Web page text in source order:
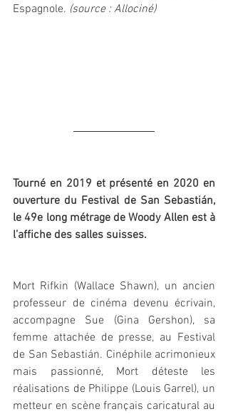
Espagnole. (source : Allociné)
Tourné en 2019 et présenté en 2020 en
ouverture du Festival de San Sebastián,
le 49e long métrage de Woody Allen est à
l’affiche des salles suisses.
Mort Rifkin (Wallace Shawn), un ancien
professeur de cinéma devenu écrivain,
accompagne Sue (Gina Gershon), sa
femme attachée de presse, au Festival
de San Sebastián. Cinéphile acrimonieux
mais passionné, Mort déteste les
réalisations de Philippe (Louis Garrel), un
metteur en scène français caricatural au